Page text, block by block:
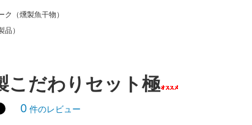
（燻製魚干物）
）
こだわりセット極
0 件のレビュー